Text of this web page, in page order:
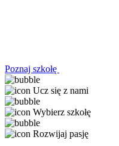
Poznaj szkołę
Ucz się z nami
Wybierz szkołę
Rozwijaj pasję